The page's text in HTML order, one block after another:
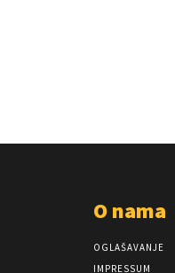
O nama
OGLAŠAVANJE
IMPRESSUM